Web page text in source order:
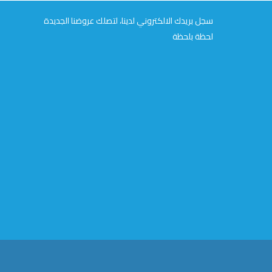
سجل بريدك الالكتروني لدينا، لتصلك عروضنا الجديدة
لحظة بلحظة